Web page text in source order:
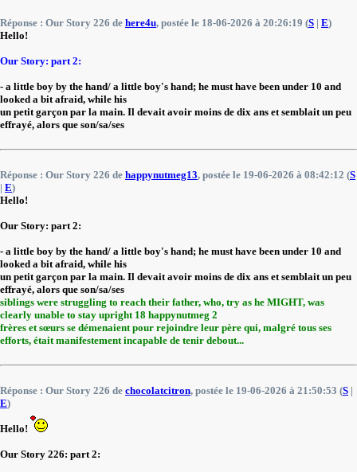
Réponse : Our Story 226 de here4u, postée le 18-06-2026 à 20:26:19 (S | E)
Hello!
Our Story: part 2:
- a little boy by the hand/ a little boy's hand; he must have been under 10 and
looked a bit afraid, while his
un petit garçon par la main. Il devait avoir moins de dix ans et semblait un peu
effrayé, alors que son/sa/ses
Réponse : Our Story 226 de happynutmeg13, postée le 19-06-2026 à 08:42:12 (S
| E)
Hello!
Our Story: part 2:
- a little boy by the hand/ a little boy's hand; he must have been under 10 and
looked a bit afraid, while his
un petit garçon par la main. Il devait avoir moins de dix ans et semblait un peu
effrayé, alors que son/sa/ses
siblings were struggling to reach their father, who, try as he MIGHT, was
clearly unable to stay upright 18 happynutmeg 2
frères et sœurs se démenaient pour rejoindre leur père qui, malgré tous ses
efforts, était manifestement incapable de tenir debout...
Réponse : Our Story 226 de chocolatcitron, postée le 19-06-2026 à 21:50:53 (S |
E)
Hello!
Our Story 226: part 2: